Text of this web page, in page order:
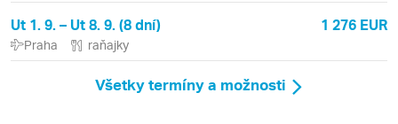
Ut 1. 9. – Ut 8. 9. (8 dní) 1 276 EUR
Praha raňajky
Všetky termíny a možnosti